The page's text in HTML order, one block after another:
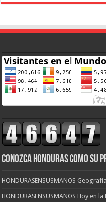
CONOZCA HONDURAS COMO SU
HONDURASENSUSMANOS
HONDURASENSUSMANOS Hoy en la